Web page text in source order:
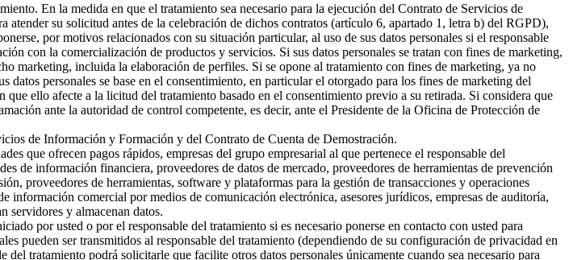
En la medida en que el tratamiento sea necesario para la ejecución del Contrato de Servicios de
su solicitud antes de la celebración de dichos contratos (artículo 6, apartado 1, letra b) del RGPD),
por motivos relacionados con su situación particular, al uso de sus datos personales si el responsable
con la comercialización de productos y servicios. Si sus datos personales se tratan con fines de marketing,
marketing, incluida la elaboración de perfiles. Si se opone al tratamiento con fines de marketing, ya no
datos personales se base en el consentimiento, en particular el otorgado para los fines de marketing del
ello afecte a la licitud del tratamiento basado en el consentimiento previo a su retirada. Si considera que
ante la autoridad de control competente, es decir, ante el Presidente de la Oficina de Protección de
de Información y Formación y del Contrato de Cuenta de Demostración.
que ofrecen pagos rápidos, empresas del grupo empresarial al que pertenece el responsable del
de información financiera, proveedores de datos de mercado, proveedores de herramientas de prevención
proveedores de herramientas, software y plataformas para la gestión de transacciones y operaciones
comercial por medios de comunicación electrónica, asesores jurídicos, empresas de auditoría,
servidores y almacenan datos.
por usted o por el responsable del tratamiento si es necesario ponerse en contacto con usted para
pueden ser transmitidos al responsable del tratamiento (dependiendo de su configuración de privacidad en
tratamiento podrá solicitarle que facilite otros datos personales únicamente cuando sea necesario para